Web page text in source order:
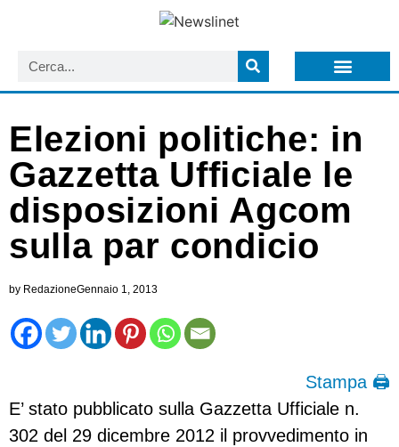
Elezioni politiche: in
Gazzetta Ufficiale le
disposizioni Agcom
sulla par condicio
by RedazioneGennaio 1, 2013
Stampa 🖨
E’ stato pubblicato sulla Gazzetta Ufficiale n.
302 del 29 dicembre 2012 il provvedimento in